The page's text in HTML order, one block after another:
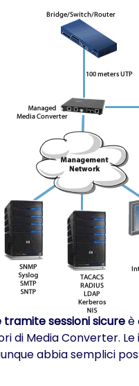
sessioni sicureè
di Media Converter.
abbia semplici